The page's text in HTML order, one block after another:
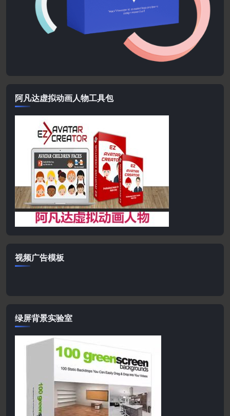
阿凡达虚拟动画人物工具包
视频广告模板
绿屏背景实验室